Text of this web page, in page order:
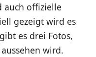
auch offizielle
gezeigt wird es
es drei Fotos,
wird.